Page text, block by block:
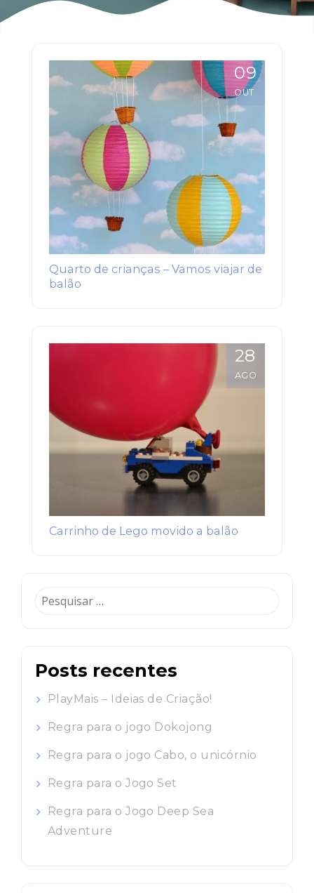
09
OUT
Quarto de crianças – Vamos viajar de
balão
28
AGO
Carrinho de Lego movido a balão
Pesquisar
Posts recentes
PlayMais – Ideias de Criação!
Regra para o jogo Dokojong
Regra para o jogo Cabo, o unicórnio
Regra para o Jogo Set
Regra para o Jogo Deep Sea
Adventure